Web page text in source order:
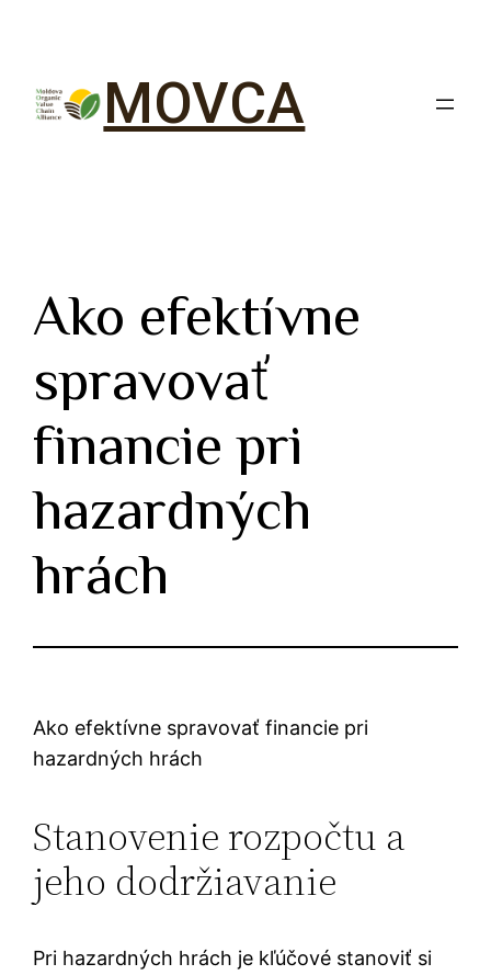
MOVCA
Ako efektívne
spravovať
financie pri
hazardných
hrách
Ako efektívne spravovať financie pri
hazardných hrách
Stanovenie rozpočtu a
jeho dodržiavanie
Pri hazardných hrách je kľúčové stanoviť si